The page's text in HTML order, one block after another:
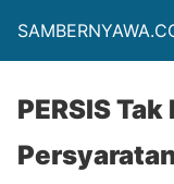
PERSIS